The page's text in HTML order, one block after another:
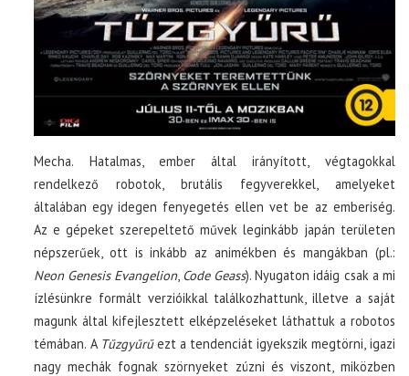
Mecha. Hatalmas, ember által irányított, végtagokkal
rendelkező robotok, brutális fegyverekkel, amelyeket
általában egy idegen fenyegetés ellen vet be az emberiség.
Az e gépeket szerepeltető művek leginkább japán területen
népszerűek, ott is inkább az animékben és mangákban (pl.:
Neon Genesis Evangelion, Code Geass). Nyugaton idáig csak a mi
ízlésünkre formált verzióikkal találkozhattunk, illetve a saját
magunk által kifejlesztett elképzeléseket láthattuk a robotos
témában. A Tűzgyűrűezt a tendenciát igyekszik megtörni, igazi
nagy mechák fognak szörnyeket zúzni és viszont, miközben